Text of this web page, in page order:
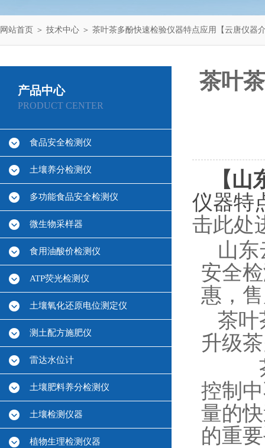
网站首页 ＞ 技术中心 ＞ 茶叶茶多酚快速检验仪器特点应用【云唐仪器
产品中心
PRODUCT CENTER
食品安全检测仪
土壤养分检测仪
多功能食品安全检测仪
微生物采样器
食用油酸价检测仪
ATP荧光检测仪
土壤氧化还原电位测定仪
测土配方施肥仪
雷达水位计
土壤肥料养分检测仪
土壤检测仪器
植物生理检测仪器
茶叶
【
仪器特
击此处
山
安全
惠，
茶叶
升级
茶
控制
量的
的重